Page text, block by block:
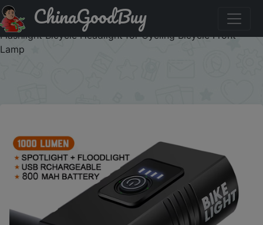
Купить по распродаже : BK02 Bike Light USB
Rechargeable T6 LED Bicycle Lights 6 Modes MTB
Flashlight Bicycle Headlight for Cycling Bicycle Front
Lamp
ChinaGoodBuy